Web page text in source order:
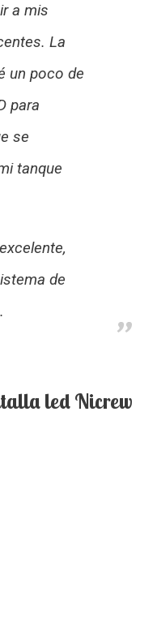
a mis
La
un poco de
para
se
tanque
de
led Nicrew